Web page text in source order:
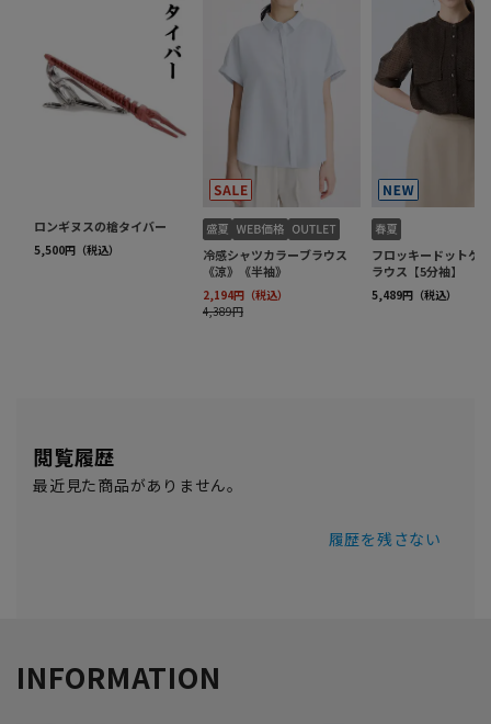
閲覧履歴
最近見た商品がありません。
履歴を残さない
INFORMATION